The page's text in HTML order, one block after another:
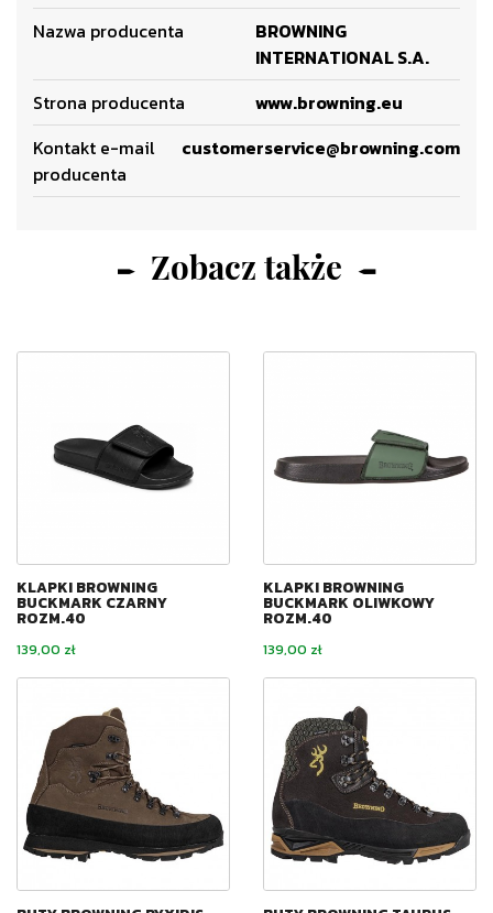
Nazwa producenta
BROWNING
INTERNATIONAL S.A.
Strona producenta
www.browning.eu
Kontakt e-mail
producenta
customerservice@browning.com
Zobacz także
KLAPKI BROWNING
BUCKMARK CZARNY
ROZM.40
Cena
139,00 zł
KLAPKI BROWNING
BUCKMARK OLIWKOWY
ROZM.40
Cena
139,00 zł